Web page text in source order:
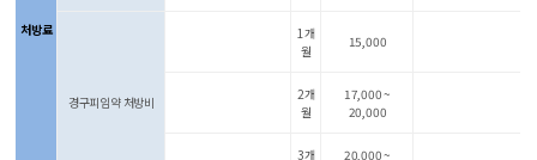
처방료
경구피임약 처방비
1개
월
15,000
2개
월
17,000 ~
20,000
3개
20,000 ~